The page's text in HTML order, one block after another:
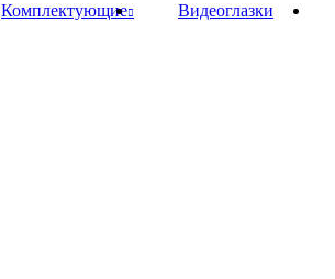
Комплектующие Видеоглазки